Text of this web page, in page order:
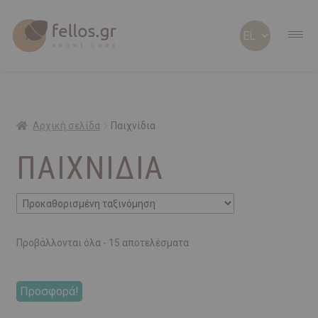
ABOUT US
ΠΡΟΣΩΠΟΠΟΙΗΜΕΝΑ
ΦΕΛΛΟΣ Β2Β
SHOP
Αρχική σελίδα Παιχνίδια
ΠΑΙΧΝΊΔΙΑ
Προβάλλονται όλα - 15 αποτελέσματα
Προσφορά!